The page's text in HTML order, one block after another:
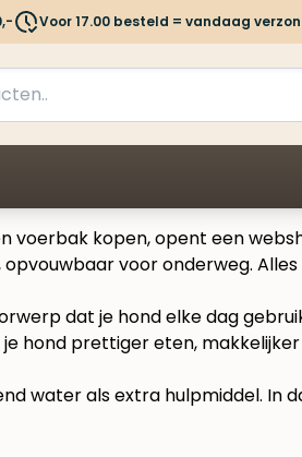
Voor 17.00 besteld = vandaag
kopen, opent een
voor onderweg.
dat je hond elke dag
hond prettiger eten,
water als extra hulpmiddel. In